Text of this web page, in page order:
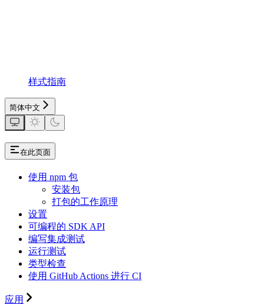
样式指南
简体中文
在此页面
使用 npm 包
安装包
打包的工作原理
设置
可编程的 SDK API
编写集成测试
运行测试
类型检查
使用 GitHub Actions 进行 CI
应用